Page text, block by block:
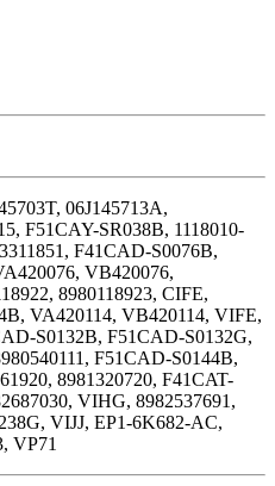
06J145713A,
F51CAY-SR038B, 1118010-
F41CAD-S0076B,
VB420076,
8980118923, CIFE,
VA420114, VB420114, VIFE,
S0132B, F51CAD-S0132G,
F51CAD-S0144B,
8981320720, F41CAT-
VIHG, 8982537691,
VIJJ, EP1-6K682-AC,
VP71